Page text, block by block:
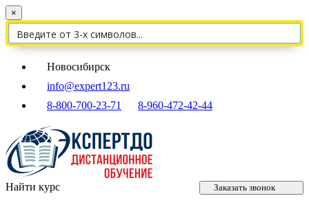
×
Новосибирск
info@expert123.ru
8-800-700-23-71
8-960-472-42-44
Найти курс Заказать звонок